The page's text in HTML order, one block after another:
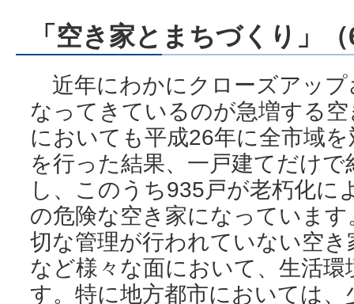
「空き家とまちづくり」
近年にわかにクローズアップ
なってきているのが急増する
においても平成26年に全市域
を行った結果、一戸建てだけ
し、このうち935戸が老朽化に
の危険な空き家になっていま
切な管理が行われていない空
など様々な面において、生活
す。特に地方都市においては